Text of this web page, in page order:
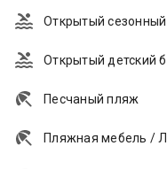
Открытый сезонный
Открытый детский
Песчаный пляж
Пляжная мебель /